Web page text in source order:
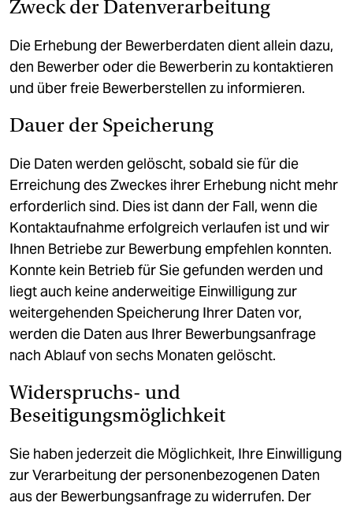
Zweck der Datenverarbeitung
Die Erhebung der Bewerberdaten dient allein dazu,
den Bewerber oder die Bewerberin zu kontaktieren
und über freie Bewerberstellen zu informieren.
Dauer der Speicherung
Die Daten werden gelöscht, sobald sie für die
Erreichung des Zweckes ihrer Erhebung nicht mehr
erforderlich sind. Dies ist dann der Fall, wenn die
Kontaktaufnahme erfolgreich verlaufen ist und wir
Ihnen Betriebe zur Bewerbung empfehlen konnten.
Konnte kein Betrieb für Sie gefunden werden und
liegt auch keine anderweitige Einwilligung zur
weitergehenden Speicherung Ihrer Daten vor,
werden die Daten aus Ihrer Bewerbungsanfrage
nach Ablauf von sechs Monaten gelöscht.
Widerspruchs- und
Beseitigungsmöglichkeit
Sie haben jederzeit die Möglichkeit, Ihre Einwilligung
zur Verarbeitung der personenbezogenen Daten
aus der Bewerbungsanfrage zu widerrufen. Der